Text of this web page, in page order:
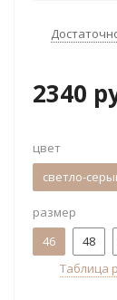
2340
цвет
светло-
размер
46
48
Таблица